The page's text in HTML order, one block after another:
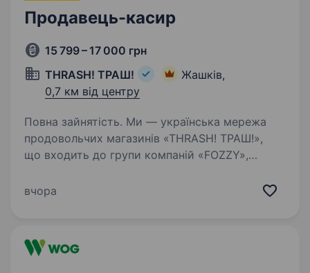
Продавець-касир
15 799 – 17 000 грн
THRASH! ТРАШ!
Жашків,
0,7 км від центру
Повна зайнятість. Ми — українська мережа
продовольчих магазинів «THRASH! ТРАШ!»,
що входить до групи компаній «FOZZY»,
касирів Що ми пропонуємо: офіційну «білу»
вчора